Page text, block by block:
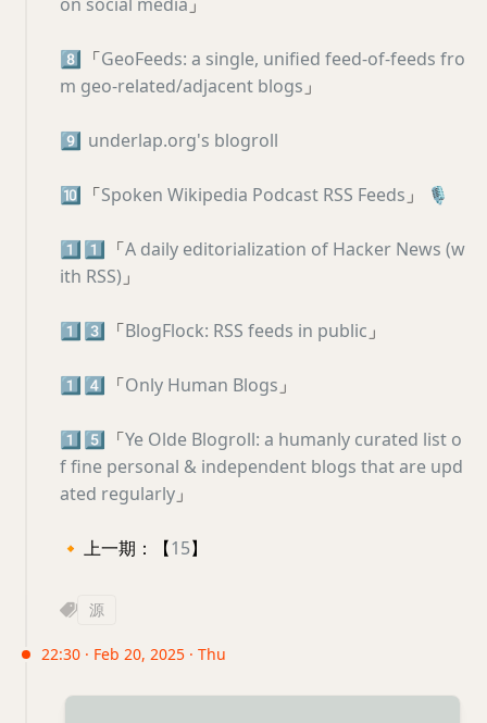
8️⃣ 「GeoFeeds: a single, unified feed-of-feeds fro
m geo-related/adjacent blogs 」
9️⃣ underlap.org's blogroll
🔟 「Spoken Wikipedia Podcast RSS Feeds 」 🎙
1️⃣1️⃣ 「A daily editorialization of Hacker News (w
ith RSS) 」
1️⃣3️⃣ 「BlogFlock: RSS feeds in public 」
1️⃣ 4️⃣ 「Only Human Blogs 」
1️⃣5️⃣ 「Ye Olde Blogroll: a humanly curated list o
f fine personal & independent blogs that are upd
ated regularly 」
🔸 上一期：【15】
源
22:30 · Feb 20, 2025 · Thu